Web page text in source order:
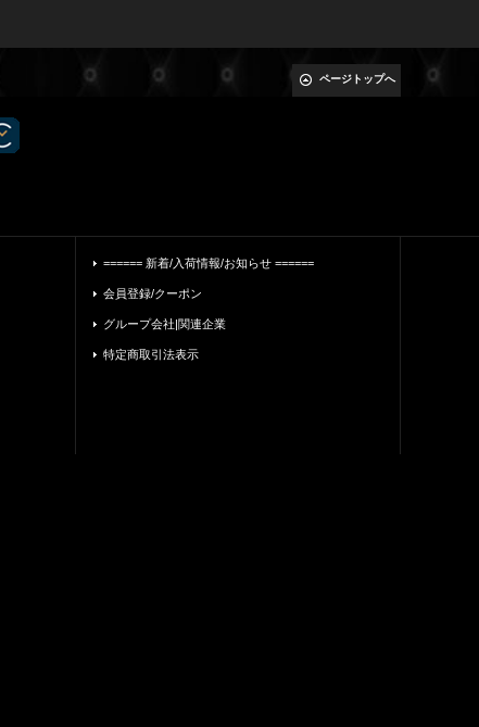
ページトップへ
====== 新着/入荷情報/お知らせ ======
会員登録/クーポン
グループ会社|関連企業
特定商取引法表示